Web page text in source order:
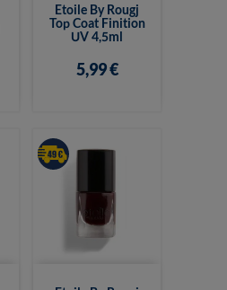
Etoile By Rougj
Top Coat Finition
UV 4,5ml
5,99 €